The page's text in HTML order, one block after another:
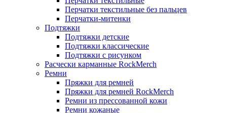
Перчатки текстильные без пальцев
Перчатки-митенки
Подтяжки
Подтяжки детские
Подтяжки классические
Подтяжки с рисунком
Расчески карманные RockMerch
Ремни
Пряжки для ремней
Пряжки для ремней RockMerch
Ремни из прессованной кожи
Ремни кожаные